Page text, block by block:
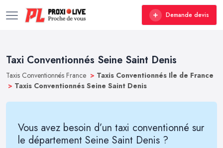
Demande devis
Taxi Conventionnés Seine Saint Denis
Taxis Conventionnés France > Taxis Conventionnés Ile de France
> Taxis Conventionnés Seine Saint Denis
Vous avez besoin d’un taxi conventionné sur
le département Seine Saint Denis ?